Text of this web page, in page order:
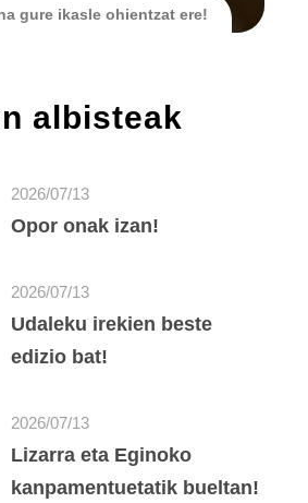
gure ikasle ohientzat ere!
albisteak
2026/07/13
Opor onak izan!
2026/07/13
Udaleku irekien beste
edizio bat!
2026/07/13
Lizarra eta Eginoko
kanpamentuetatik bueltan!